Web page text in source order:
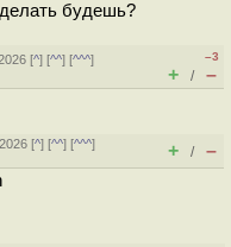
будешь?
[^] [^^] [^^^]
–3
+ / –
[^] [^^] [^^^]
+ / –